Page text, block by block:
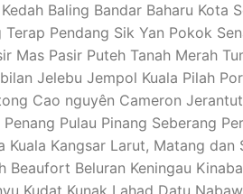
Baling Bandar Baharu Kota
Pendang Sik Yan Pokok
Mas Pasir Puteh Tanah Merah
Jelebu Jempol Kuala Pilah
Cao nguyên Cameron
Pulau Pinang Seberang
Kuala Kangsar Larut, Matang
Beaufort Beluran Keningau